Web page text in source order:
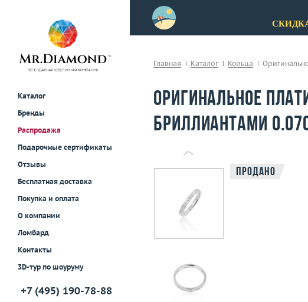
Каталог
Бренды
Распродажа
Подарочные сертификаты
Отзывы
Бесплатная доставка
Покупка и оплата
О компании
Ломбард
Контакты
3D-тур по шоуруму
+7 (495) 190-78-88
примерки!
Главная Каталог Кольца
Оригинальное
бриллиантами
Продано